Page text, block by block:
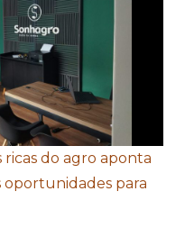
ricas do agro aponta
oportunidades para